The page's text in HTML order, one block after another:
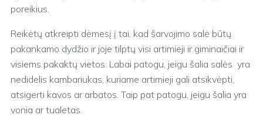
poreikius.
Reikėtų atkreipti dėmesį į tai, kad šarvojimo salė būtų
pakankamo dydžio ir joje tilptų visi artimieji ir giminaičiai ir
visiems pakaktų vietos. Labai patogu, jeigu šalia salės yra
nedidelis kambariukas, kuriame artimieji gali atsikvėpti,
atsigerti kavos ar arbatos. Taip pat patogu, jeigu šalia yra
vonia ar tualetas.